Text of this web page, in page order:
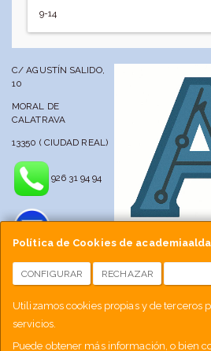
Política de Cookies de
CONFIGURAR RECHAZAR
Utilizamos cookies propias y de terceros
servicios.
Puede obtener más información, o bien
9-14
C/ AGUSTÍN SALIDO,
10
MORAL DE
CALATRAVA
13350 ( CIUDAD REAL)
926 31 94 94